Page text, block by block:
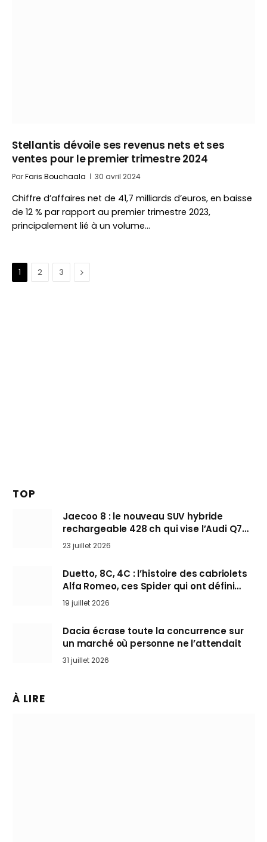
Stellantis dévoile ses revenus nets et ses
ventes pour le premier trimestre 2024
ParFaris Bouchaala 30 avril 2024
Chiffre d’affaires net de 41,7 milliards d’euros, en baisse
de 12 % par rapport au premier trimestre 2023,
principalement lié à un volume…
1 2 3 Suivant
TOP
Jaecoo 8 : le nouveau SUV hybride
rechargeable 428 ch qui vise l’Audi Q7
arrive en Europe cet automne
23 juillet 2026
Duetto, 8C, 4C : l’histoire des cabriolets
Alfa Romeo, ces Spider qui ont défini
l’art de rouler cheveux au vent
19 juillet 2026
Dacia écrase toute la concurrence sur
un marché où personne ne l’attendait
31 juillet 2026
À LIRE